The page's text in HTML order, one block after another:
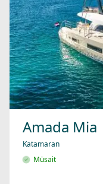
Amada Mia
Katamaran
Müsait